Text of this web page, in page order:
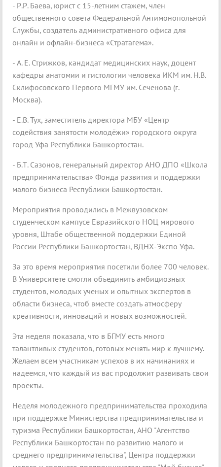
- Р.Р. Баева, юрист с 15-летним стажем, член
общественного совета Федеральной Антимонопольной
Службы, создатель административного офиса для
онлайн и офлайн-бизнеса «Стратагема».
- А. Е. Стрижков, кандидат медицинских наук, доцент
кафедры анатомии и гистологии человека ИКМ им. Н.В.
Склифосовского Первого МГМУ им. Сеченова (г.
Москва).
- Е.В. Тух, заместитель директора МБУ «Центр
содействия занятости молодёжи» городского округа
город Уфа Республики Башкортостан.
- Б.Т. Сазонов, генеральный директор АНО ДПО «Школа
предпринимательства» Фонда развития и поддержки
малого бизнеса Республики Башкортостан.
Мероприятия проводились в Межвузовском
студенческом кампусе Евразийского НОЦ мирового
уровня, Штабе общественной поддержки Единой
России Республики Башкортостан, ВДНХ-Экспо Уфа.
За это время мероприятия посетили более 700 человек.
В Университете смогли объединить амбициозных
студентов, молодых ученых и опытных экспертов в
области бизнеса, чтоб вместе создать атмосферу
креативности, инноваций и новых возможностей.
Эта неделя показала, что в БГМУ есть много
талантливых студентов, готовых менять мир к лучшему.
Желаем всем участникам успехов в их начинаниях и
надеемся, что каждый из вас продолжит развивать свои
проекты.
Неделя молодежного предпринимательства проходила
при поддержке Министерства предпринимательства и
туризма Республики Башкортостан, АНО "Агентство
Республики Башкортостан по развитию малого и
среднего предпринимательства", Центра поддержки